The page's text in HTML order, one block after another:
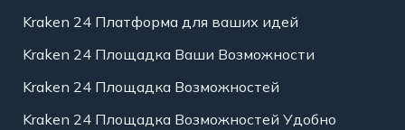
Kraken 24 Платформа для ваших идей
Kraken 24 Площадка Ваши Возможности
Kraken 24 Площадка Возможностей
Kraken 24 Площадка Возможностей Удобно